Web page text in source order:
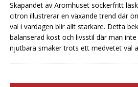
Skapandet av Aromhuset sockerfritt
citron illustrerar en växande trend där
val i vardagen blir allt starkare. Detta
balanserad kost och livsstil där man
njutbara smaker trots ett medvetet val